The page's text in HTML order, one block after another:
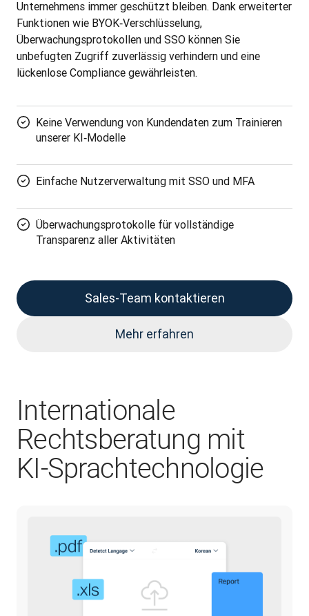
Unternehmens immer geschützt bleiben. Dank erweiterter
Funktionen wie BYOK‑Verschlüsselung,
Überwachungsprotokollen und SSO können Sie
unbefugten Zugriff zuverlässig verhindern und eine
lückenlose Compliance gewährleisten.
Keine Verwendung von Kundendaten zum Trainieren
unserer KI‑Modelle
Einfache Nutzerverwaltung mit SSO und MFA
Überwachungsprotokolle für vollständige
Transparenz aller Aktivitäten
Sales-Team kontaktieren
Mehr erfahren
Internationale
Rechtsberatung mit
KI‑Sprachtechnologie